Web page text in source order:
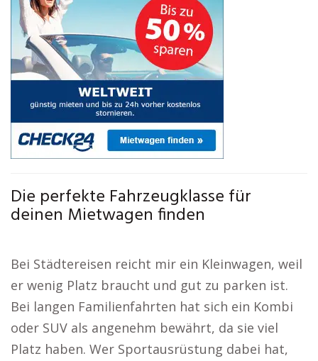
Die perfekte Fahrzeugklasse für
deinen Mietwagen finden
Bei Städtereisen reicht mir ein Kleinwagen, weil
er wenig Platz braucht und gut zu parken ist.
Bei langen Familienfahrten hat sich ein Kombi
oder SUV als angenehm bewährt, da sie viel
Platz haben. Wer Sportausrüstung dabei hat,